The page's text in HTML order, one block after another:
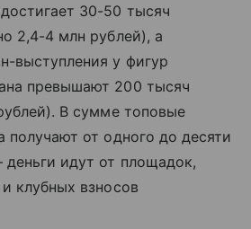
30-50 тысяч
2,4-4 млн рублей), а
выступления у фигур
превышают 200 тысяч
В сумме топовые
получают от одного до десяти
идут от площадок,
клубных взносов